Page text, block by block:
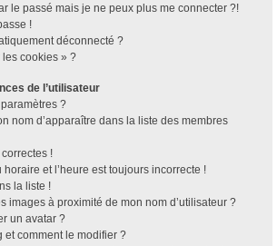
le passé mais je ne peux plus me connecter ?!
!
déconnecté ?
cookies » ?
de l’utilisateur
?
nom d’apparaître dans la liste des membres
!
horaire et l’heure est toujours incorrecte !
la liste !
images à proximité de mon nom d’utilisateur ?
un avatar ?
et comment le modifier ?